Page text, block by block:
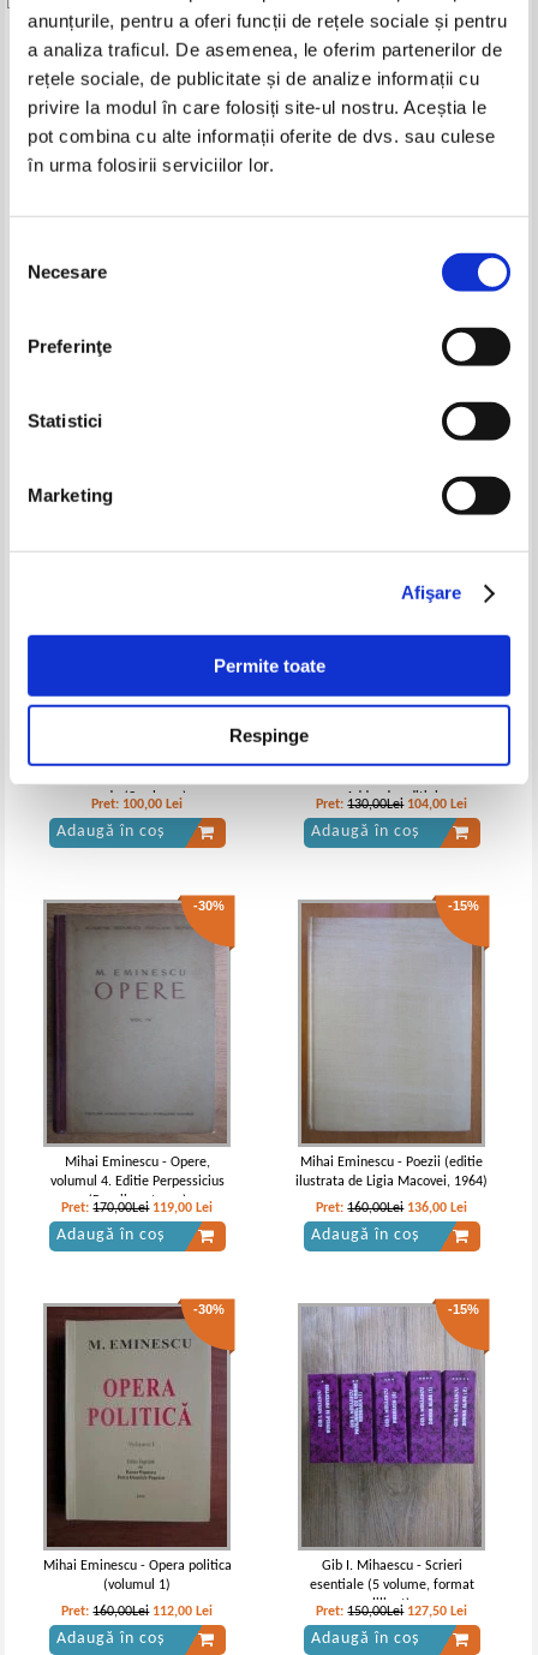
anunțurile, pentru a oferi funcții de rețele sociale și pentru
a analiza traficul. De asemenea, le oferim partenerilor de
rețele sociale, de publicitate și de analize informații cu
privire la modul în care folosiți site-ul nostru. Aceștia le
pot combina cu alte informații oferite de dvs. sau culese
în urma folosirii serviciilor lor.
consimțământului
Necesare
Preferinţe
Statistici
Marketing
Afişare
Permite toate
Respinge
Produse din aceeasi categorie
Ion Pop - Avangarda
Adaugă în coș
-15%
Constantin Chirita - Ciresarii (5
Lei
prada (3 volume)
Pret: 100,00 Lei
Adaugă în coș
-20%
Addenda editiei
Pret:130,00Lei 104,00 Lei
Adaugă în coș
-30%
Mihai Eminescu - Opere,
volumul 4. Editie Perpessicius
(Poezii postume)
Pret:170,00Lei 119,00 Lei
Adaugă în coș
-15%
Mihai Eminescu - Poezii (editie
ilustrata de Ligia Macovei, 1964)
Pret:160,00Lei 136,00 Lei
Adaugă în coș
-30%
Mihai Eminescu - Opera politica
(volumul 1)
Pret:160,00Lei 112,00 Lei
Adaugă în coș
-15%
Gib I. Mihaescu - Scrieri
esentiale (5 volume, format
liliput)
Pret:150,00Lei 127,50 Lei
Adaugă în coș